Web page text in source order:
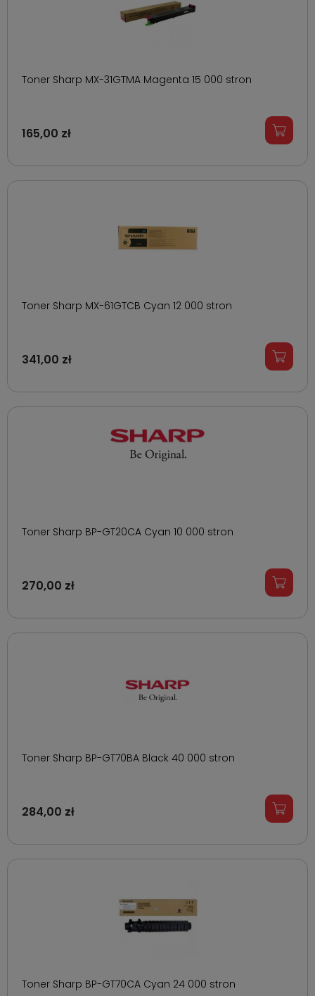
Toner Sharp MX-31GTMA Magenta 15 000 stron
165,00 zł
Toner Sharp MX-61GTCB Cyan 12 000 stron
341,00 zł
Toner Sharp BP-GT20CA Cyan 10 000 stron
270,00 zł
Toner Sharp BP-GT70BA Black 40 000 stron
284,00 zł
Toner Sharp BP-GT70CA Cyan 24 000 stron